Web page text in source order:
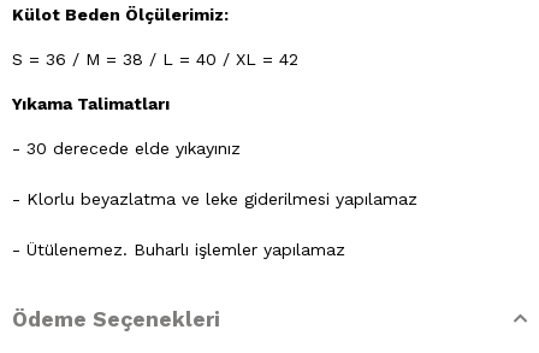
Külot Beden Ölçülerimiz:
S = 36 / M = 38 / L = 40 / XL = 42
Yıkama Talimatları
- 30 derecede elde yıkayınız
- Klorlu beyazlatma ve leke giderilmesi yapılamaz
- Ütülenemez. Buharlı işlemler yapılamaz
Ödeme Seçenekleri